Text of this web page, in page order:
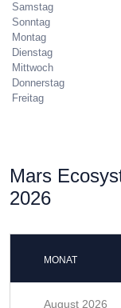
Samstag
Sonntag
Montag
Dienstag
Mittwoch
Donnerstag
Freitag
Mars
2026
MONAT
August 2026